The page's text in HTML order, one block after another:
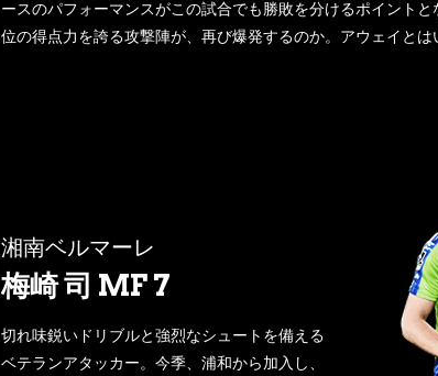
ースのパフォーマンスがこの試合でも勝敗を分けるポイント
位の得点力を誇る攻撃陣が、再び爆発するのか。アウェイと
湘南ベルマーレ
梅崎 司 MF 7
切れ味鋭いドリブルと強烈なシュートを備える
ベテランアタッカー。今季、浦和から加入し、